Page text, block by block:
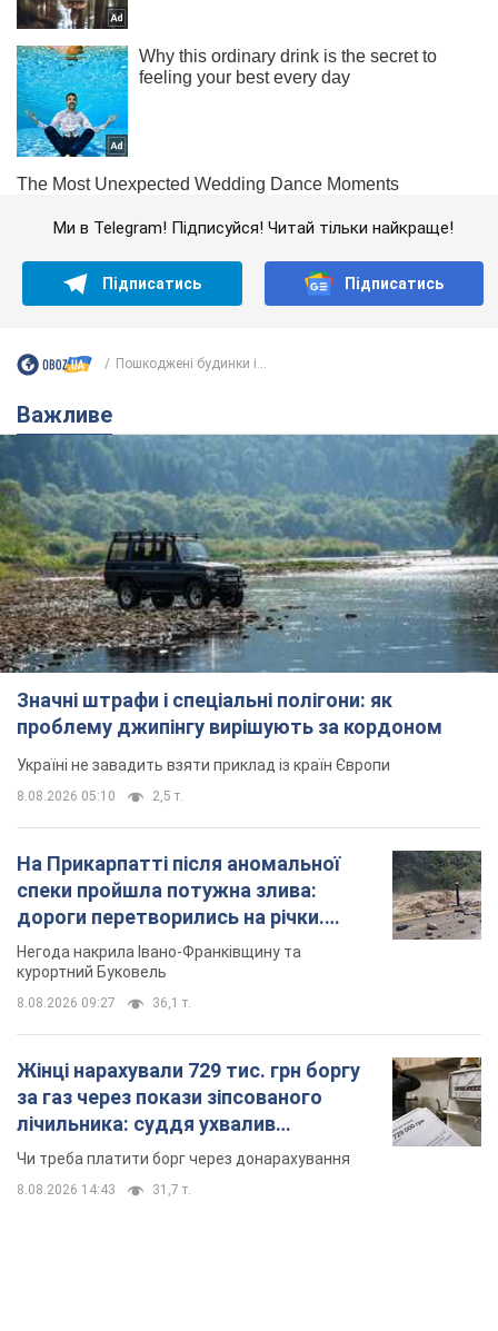
Ми в Telegram! Підписуйся! Читай тільки найкраще!
Підписатись Підписатись
Пошкоджені будинки і...
Важливе
Значні штрафи і спеціальні полігони: як
проблему джипінгу вирішують за кордоном
Україні не завадить взяти приклад із країн Європи
8.08.2026 05:10 2,5 т.
На Прикарпатті після аномальної
спеки пройшла потужна злива:
дороги перетворились на річки.
Відео
Негода накрила Івано-Франківщину та
курортний Буковель
8.08.2026 09:27 36,1 т.
Жінці нарахували 729 тис. грн боргу
за газ через покази зіпсованого
лічильника: суддя ухвалив
неочікуване рішення
Чи треба платити борг через донарахування
8.08.2026 14:43 31,7 т.